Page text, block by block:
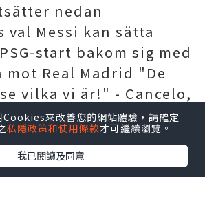
nedan
val Messi kan sätta
start bakom sig med
Real Madrid "De
vilka vi är!" - Cancelo,
och Ederson
Benfica-Sporting-
Man City En
och chattar med
來改善您的網站體驗，請確定
私隱政策和使用條款才可繼續瀏覽。
我已閱讀及同意